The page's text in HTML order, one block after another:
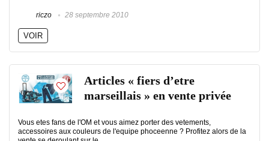
riczo 28 septembre 2010
VOIR
Articles « fiers d’etre
marseillais » en vente privée
Vous etes fans de l'OM et vous aimez porter des vetements,
accessoires aux couleurs de l'equipe phoceenne ? Profitez alors de la